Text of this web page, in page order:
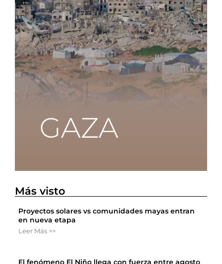
Más visto
Proyectos solares vs comunidades mayas entran
en nueva etapa
Leer Más >>
El fenómeno El Niño llega con fuerza entre agosto